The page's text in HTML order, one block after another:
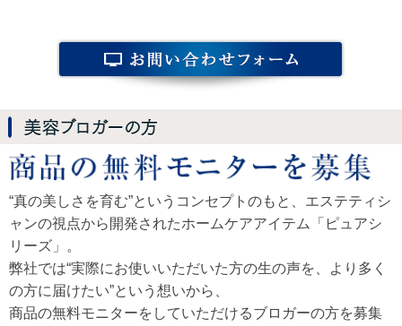
“真の美しさを育む”というコンセプトのもと、エステティシ
ャンの視点から開発されたホームケアアイテム「ピュアシ
リーズ」。
弊社では“実際にお使いいただいた方の生の声を、より多く
の方に届けたい”という想いから、
商品の無料モニターをしていただけるブロガーの方を募集